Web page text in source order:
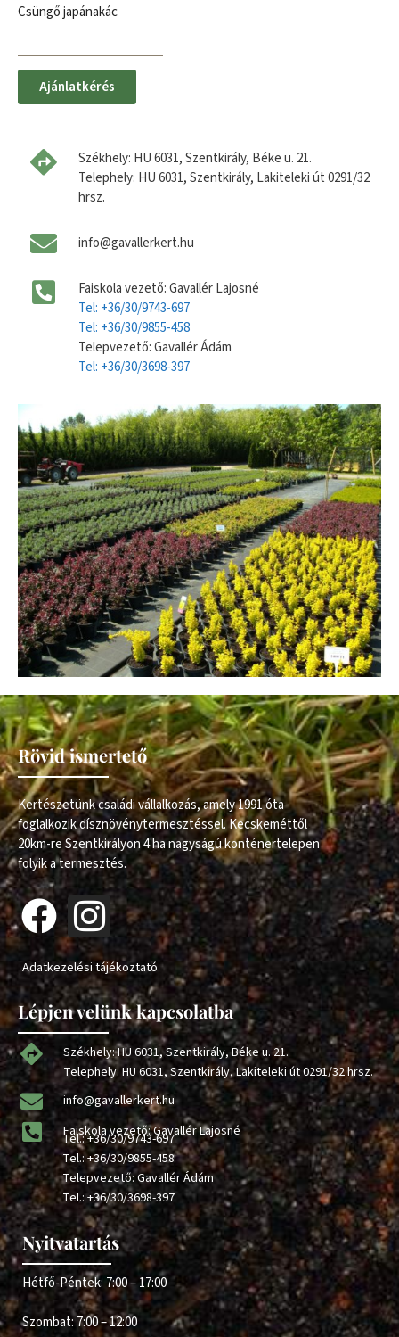
Csüngő japánakác
Ajánlatkérés
Székhely: HU 6031, Szentkirály, Béke u. 21.
Telephely: HU 6031, Szentkirály, Lakiteleki út 0291/32
hrsz.
info@gavallerkert.hu
Faiskola vezető: Gavallér Lajosné
Tel: +36/30/9743-697
Tel: +36/30/9855-458
Telepvezető: Gavallér Ádám
Tel: +36/30/3698-397
Rövid ismertető
Kertészetünk családi vállalkozás, amely 1991 óta
foglalkozik dísznövénytermesztéssel. Kecskeméttől
20km-re Szentkirályon 4 ha nagyságú konténertelepen
folyik a termesztés.
Adatkezelési tájékoztató
Lépjen velünk kapcsolatba
Székhely: HU 6031, Szentkirály, Béke u. 21.
Telephely: HU 6031, Szentkirály, Lakiteleki út 0291/32 hrsz.
info@gavallerkert.hu
Faiskola vezető: Gavallér Lajosné
Tel.:+36/30/9743-697
Tel.:+36/30/9855-458
Telepvezető: Gavallér Ádám
Tel.:+36/30/3698-397
Nyitvatartás
Hétfő-Péntek: 7:00 – 17:00
Szombat: 7:00 – 12:00